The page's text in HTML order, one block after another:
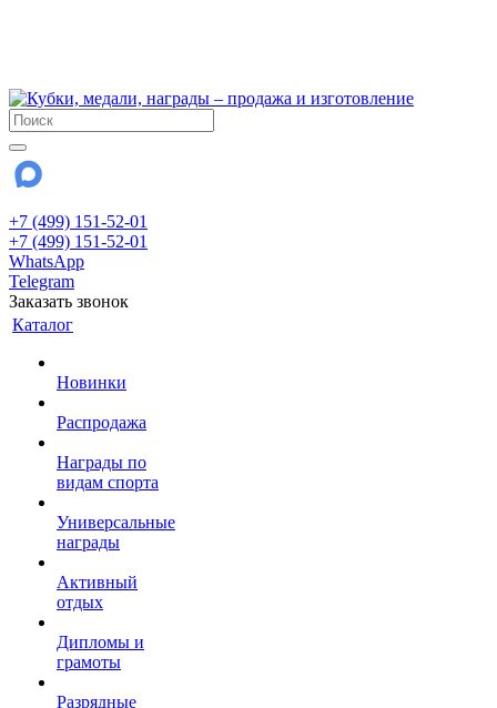
+7 (499) 151-52-01
+7 (499) 151-52-01
WhatsApp
Telegram
Заказать звонок
Каталог
Новинки
Распродажа
Награды по
видам спорта
Универсальные
награды
Активный
отдых
Дипломы и
грамоты
Разрядные